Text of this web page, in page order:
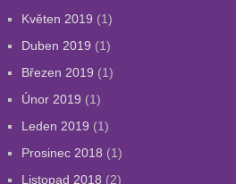
Květen 2019 (1)
Duben 2019 (1)
Březen 2019 (1)
Únor 2019 (1)
Leden 2019 (1)
Prosinec 2018 (1)
Listopad 2018 (2)